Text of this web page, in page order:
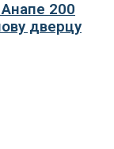
200
дверцу